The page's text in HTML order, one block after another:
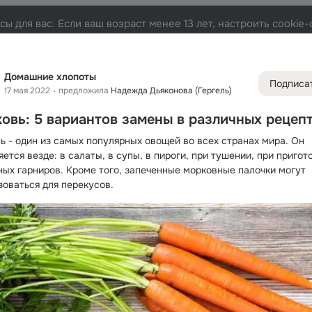
Домашние хлопоты
17 мая 2022 предложила Надежда Дьяконова (Гергель)
5 вариантов замены в различных
- один из самых популярных овощей во всех странах мира. Он
везде: в салаты, в супы, в пироги, при тушении, при
гарниров. Кроме того, запеченные морковные палочки могут
для перекусов.
для вас. Если ваш возраст менее 13 лет, настроить